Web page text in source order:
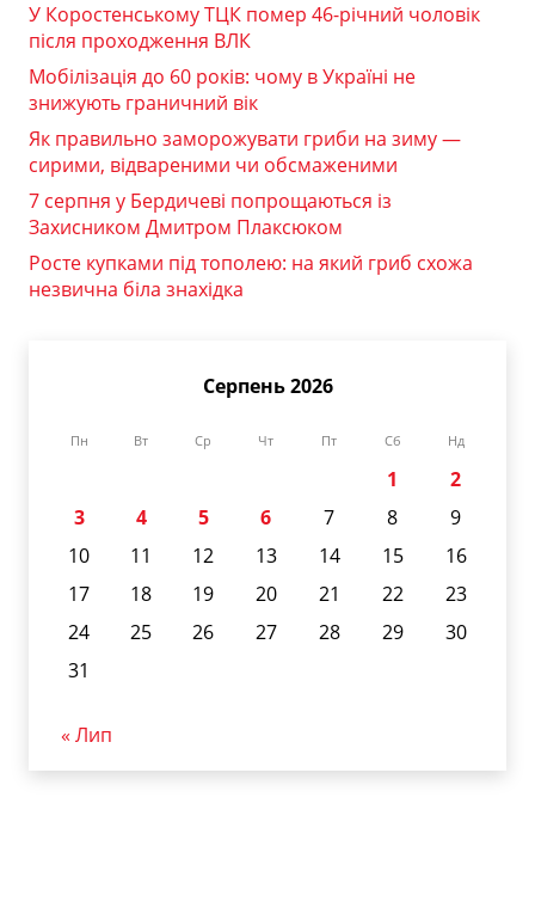
У Коростенському ТЦК помер 46-річний чоловік
після проходження ВЛК
Мобілізація до 60 років: чому в Україні не
знижують граничний вік
Як правильно заморожувати гриби на зиму —
сирими, відвареними чи обсмаженими
7 серпня у Бердичеві попрощаються із
Захисником Дмитром Плаксюком
Росте купками під тополею: на який гриб схожа
незвична біла знахідка
Серпень 2026
Пн Вт Ср Чт Пт Сб Нд
1
2
3
4 5 6 7 8
9
10
11 12 13 14 15
16
17
18 19 20 21 22
23
24
25 26 27 28 29
30
31
« Лип